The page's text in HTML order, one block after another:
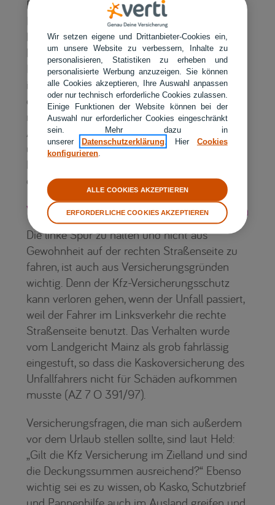
Routenplanung im Vorfeld reduziert den
Druck während der Fahrt. „Wer weiß, wo er
hinmöchte, kann sich besser auf das Fahren
konzentrieren“, so Held.
Hilfreich ist zudem eine Begleitperson,
insbesondere auf den ersten Fahrten. Sie kann
den Verkehr beobachten und frühzeitig auf
mögliche Fehler hinweisen – etwa beim
Abstand zur linken Fahrzeugseite. „Viele
unterschätzen, wie viel Auto sie links von sich
haben. Entsprechend entstehen gerade dort
die meisten kleineren Schäden.“
Versicherungsschutz im Blick behalten
Die linke Spur zu halten und nicht aus
Gewohnheit auf der rechten Straßenseite zu
fahren, ist auch aus Versicherungsgründen
wichtig. Denn der Kfz-Versicherungsschutz
kann verloren gehen, wenn der Unfall passiert,
weil der Fahrer im Linksverkehr die rechte
Straßenseite benutzt. Das Verhalten wurde
vom Landgericht Mainz als grob fahrlässig
eingestuft, so dass die Kaskoversicherung des
Unfallfahrers nicht für Schäden aufkommen
musste (AZ 7 O 391/97).
Versicherungsfragen, die man sich außerdem
vor dem Urlaub stellen sollte, sind laut Held:
„Gilt die Kfz Versicherung im Zielland und sind
die Deckungssummen ausreichend?“ Ebenso
wichtig sei es zu wissen, ob Kasko, Schutzbrief
Wir setzen eigene und Drittanbieter-Cookies ein,
um unsere Website zu verbessern, Inhalte zu
personalisieren, Statistiken zu erheben und
personalisierte Werbung anzuzeigen. Sie können
alle Cookies akzeptieren, Ihre Auswahl anpassen
oder nur technisch erforderliche Cookies zulassen.
Einige Funktionen der Website können bei der
Auswahl nur erforderlicher Cookies eingeschränkt
sein. Mehr dazu in
unsererDatenschutzerklärung . Hier Cookies
konfigurieren
ERFORDERLICHE COOKIES AKZEPTIEREN
ALLE COOKIES AKZEPTIEREN